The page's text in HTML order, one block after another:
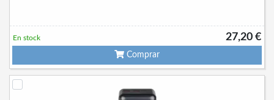
27,20 €
En stock
Comprar